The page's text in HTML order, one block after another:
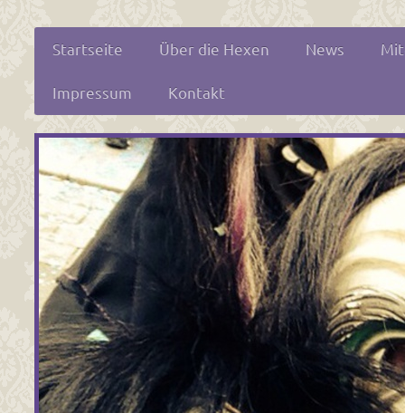
Startseite Über die Hexen News
Impressum Kontakt